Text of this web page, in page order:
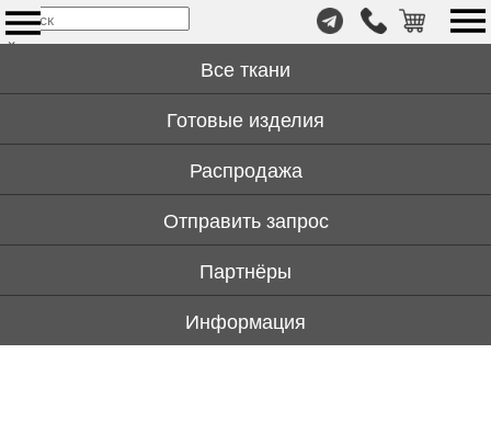
×
т.
+7
446-
Все ткани
Готовые изделия
Распродажа
Отправить запрос
Партнёры
Информация